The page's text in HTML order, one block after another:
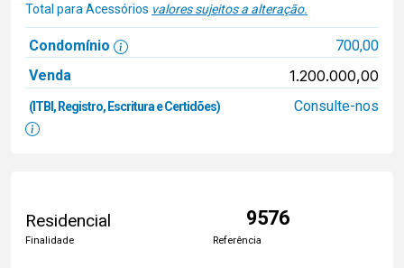
Total para Acessórios valores sujeitos a alteração.
Condomínio
700,00
Venda
1.200.000,00
(ITBI, Registro, Escritura e Certidões) Consulte-nos
Residencial
Finalidade
9576
Referência